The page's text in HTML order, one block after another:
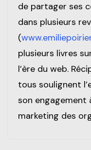
de partager ses
dans plusieurs
(
plusieurs livres
l’ère du web.
tous soulignent
son engagement
marketing des